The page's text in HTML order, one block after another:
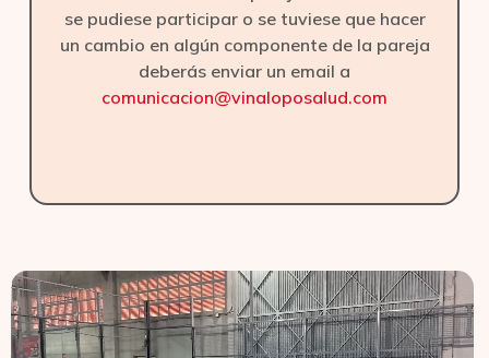
se pudiese participar o se tuviese que hacer
un cambio en algún componente de la pareja
deberás enviar un email a
comunicacion@vinaloposalud.com